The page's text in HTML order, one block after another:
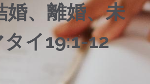
婚、離婚、未
イ19:1-12